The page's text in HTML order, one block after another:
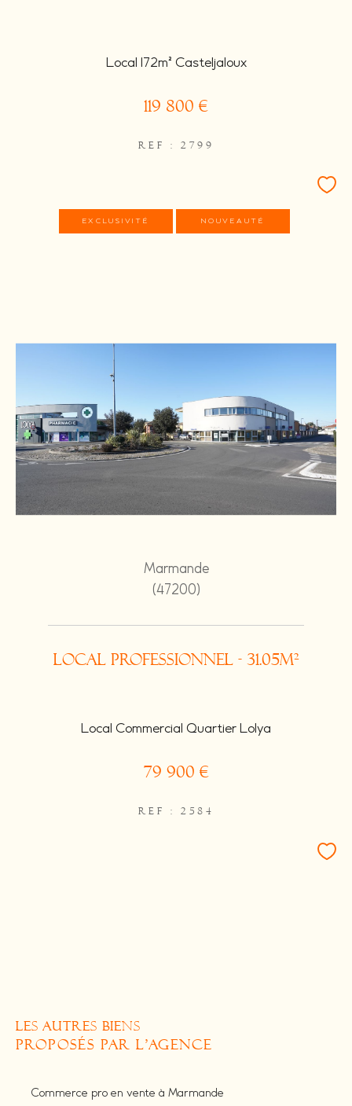
Local 172m² Casteljaloux
119 800 €
REF : 2799
EXCLUSIVITÉ NOUVEAUTÉ
Marmande
(47200)
Local professionnel - 31.05m²
Local Commercial Quartier Lolya
79 900 €
REF : 2584
LES AUTRES BIENS
PROPOSÉS PAR L'AGENCE
Commerce pro en vente à Marmande